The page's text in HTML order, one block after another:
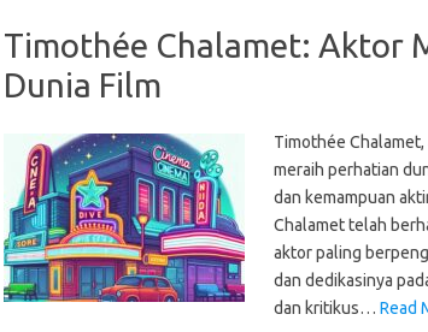
Timothée Chalamet: Aktor
Dunia Film
Timothée
meraih perhatian
dan kemampuan
Chalamet telah
aktor paling
dan dedikasinya
dan kritikus… Read